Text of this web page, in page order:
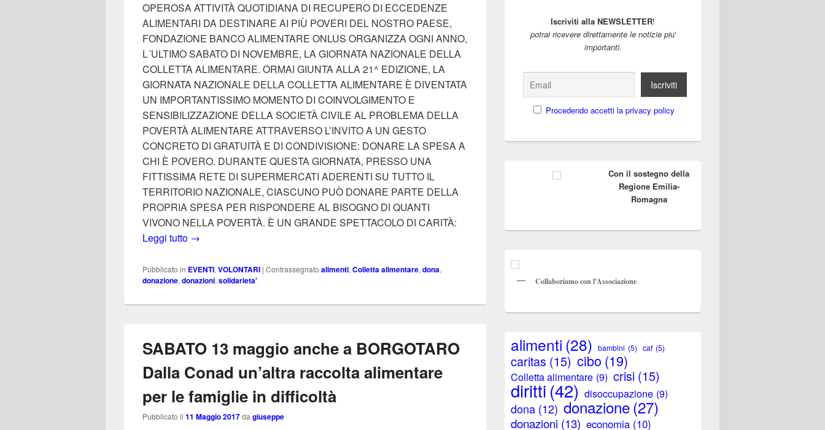
OPEROSA ATTIVITÀ QUOTIDIANA DI RECUPERO DI ECCEDENZE
ALIMENTARI DA DESTINARE AI PIÙ POVERI DEL NOSTRO PAESE,
FONDAZIONE BANCO ALIMENTARE ONLUS ORGANIZZA OGNI ANNO,
L´ULTIMO SABATO DI NOVEMBRE, LA GIORNATA NAZIONALE DELLA
COLLETTA ALIMENTARE. ORMAI GIUNTA ALLA 21^ EDIZIONE, LA
GIORNATA NAZIONALE DELLA COLLETTA ALIMENTARE È DIVENTATA
UN IMPORTANTISSIMO MOMENTO DI COINVOLGIMENTO E
SENSIBILIZZAZIONE DELLA SOCIETÀ CIVILE AL PROBLEMA DELLA
POVERTÀ ALIMENTARE ATTRAVERSO L’INVITO A UN GESTO
CONCRETO DI GRATUITÀ E DI CONDIVISIONE: DONARE LA SPESA A
CHI È POVERO. DURANTE QUESTA GIORNATA, PRESSO UNA
FITTISSIMA RETE DI SUPERMERCATI ADERENTI SU TUTTO IL
TERRITORIO NAZIONALE, CIASCUNO PUÒ DONARE PARTE DELLA
PROPRIA SPESA PER RISPONDERE AL BISOGNO DI QUANTI
VIVONO NELLA POVERTÀ. È UN GRANDE SPETTACOLO DI CARITÀ:
Leggi tutto SABATO 25 NOVEMBRE 2017 21^ GIORNATA NAZIONALE DELLA Colletta Alimentare
→
Pubblicato in EVENTI, VOLONTARI | Contrassegnato alimenti, Colletta alimentare, dona,
donazione, donazioni, solidarieta'
SABATO 13 maggio anche a BORGOTARO
Dalla Conad un’altra raccolta alimentare
per le famiglie in difficoltà
Pubblicato il 11 Maggio 2017da giuseppe
Iscriviti alla NEWSLETTER!
potrai ricevere direttamente le notizie piu'
importanti.
Procedendo accetti la privacy policy
Con il sostegno della
Regione Emilia-
Romagna
Collaboriamo con l'Associazione
alimenti (28) bambini (5) caf (5)
caritas (15) cibo (19)
Colletta alimentare (9) crisi (15)
diritti (42) disoccupazione (9)
dona (12) donazione(27)
donazioni (13) economia (10)